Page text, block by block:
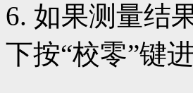
6. 如果测量结
下按“校零”键